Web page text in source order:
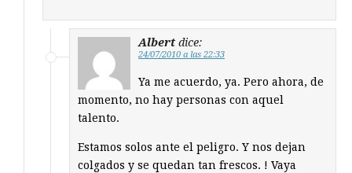
Albert dice:
24/07/2010 a las 22:33
Ya me acuerdo, ya. Pero ahora, de
momento, no hay personas con aquel
talento.
Estamos solos ante el peligro. Y nos dejan
colgados y se quedan tan frescos. ! Vaya